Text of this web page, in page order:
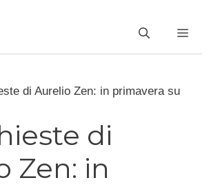
di Aurelio Zen: in primavera su
di
Zen: in